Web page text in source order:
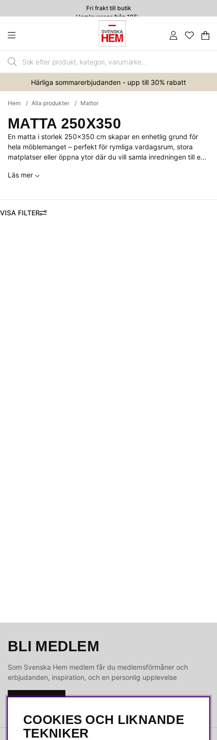
Fri frakt till butik
Hemleverans från 195:-
.
Härliga sommarerbjudanden - upp till 30% rabatt
Hem Alla produkter Mattor
MATTA 250X350
En matta i storlek 250x350 cm skapar en enhetlig grund för
hela möblemanget – perfekt för rymliga vardagsrum, stora
matplatser eller öppna ytor där du vill samla inredningen till en
och visuell balans, samtidigt som den hjälper till att definiera
Läs mer
FILTRERA
BLI MEDLEM
Som Svenska Hem medlem får du medlemsförmåner och
erbjudanden, inspiration, och en personlig upplevelse
COOKIES OCH LIKNANDE
TEKNIKER